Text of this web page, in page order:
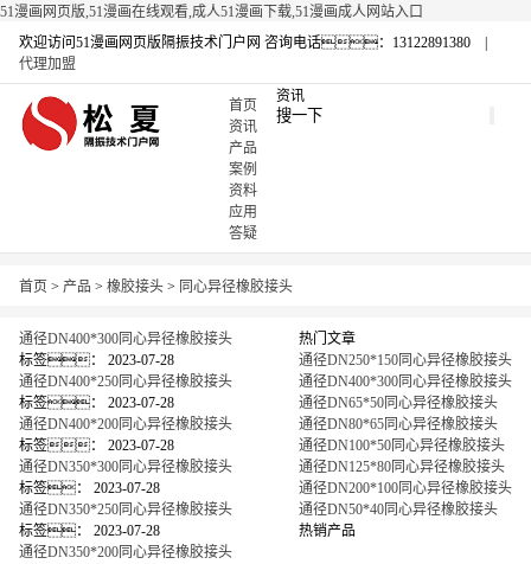
51漫画网页版,51漫画在线观看,成人51漫画下载,51漫画成人网站入口
欢迎访问51漫画网页版隔振技术门户网 咨询电话：13122891380 |
代理加盟
首页
资讯
产品
案例
资料
应用
答疑
资讯
首页 > 产品 > 橡胶接头 > 同心异径橡胶接头
通径DN400*300同心异径橡胶接头
标签：
2023-07-28
通径DN400*250同心异径橡胶接头
标签：
2023-07-28
通径DN400*200同心异径橡胶接头
标签：
2023-07-28
通径DN350*300同心异径橡胶接头
标签：
2023-07-28
通径DN350*250同心异径橡胶接头
标签：
2023-07-28
通径DN350*200同心异径橡胶接头
热门文章
通径DN250*150同心异径橡胶接头
通径DN400*300同心异径橡胶接头
通径DN65*50同心异径橡胶接头
通径DN80*65同心异径橡胶接头
通径DN100*50同心异径橡胶接头
通径DN125*80同心异径橡胶接头
通径DN200*100同心异径橡胶接头
通径DN50*40同心异径橡胶接头
热销产品